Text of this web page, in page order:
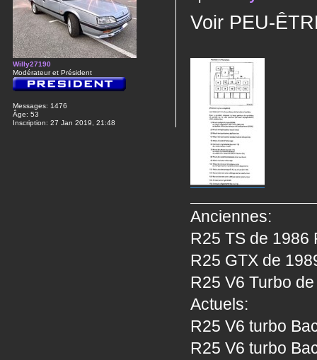
Voir PEU-
Anciennes:
R25 TS de 1986
R25 GTX de
R25 V6 Turbo
Actuels:
R25 V6 turbo
R25 V6 turbo
Willy27190
Modérateur et Président
Messages: 1476
Âge: 53
Inscription: 27 Jan 2019, 21:48